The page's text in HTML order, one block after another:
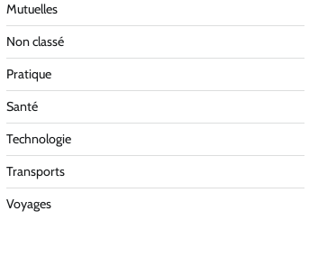
Mutuelles
Non classé
Pratique
Santé
Technologie
Transports
Voyages